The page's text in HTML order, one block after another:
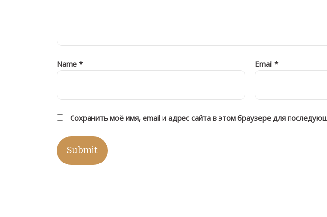
Name * Email *
Сохранить моё имя, email и адрес сайта в этом браузере для